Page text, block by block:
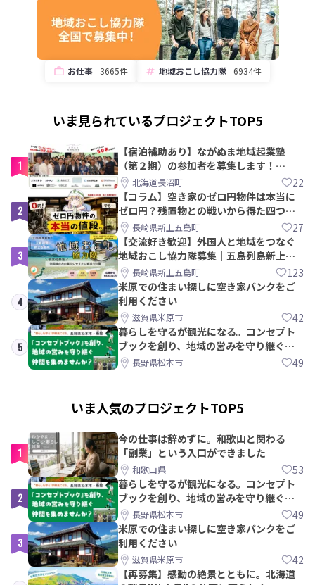
お仕事 3665件 地域おこし協力隊 6934件
いま見られているプロジェクトTOP5
1
【宿泊補助あり】ながぬま地域起業塾
（第２期）の参加者を募集します！
【8/21〆】
北海道長沼町 22
2
【コラム】空き家のゼロ円物件は本当に
ゼロ円？残置物との戦いから得た四つの
教訓｜新上五島町
長崎県新上五島町 27
3
【交流好き歓迎】外国人と地域をつなぐ
地域おこし協力隊募集｜五島列島新上五
島町長崎県新上五島町 123
4
米原での住まい探しに空き家バンクをご
利用ください
滋賀県米原市 42
5
暮らしを守るが観光になる。コンセプト
ブックを創り、地域の営みを守り継ぐ仲
間を集めませんか？
長野県松本市 49
いま人気のプロジェクトTOP5
1
今の仕事は辞めずに。和歌山と関わる
「副業」という入口ができました
和歌山県 53
2
暮らしを守るが観光になる。コンセプト
ブックを創り、地域の営みを守り継ぐ仲
間を集めませんか？
長野県松本市 49
3
米原での住まい探しに空き家バンクをご
利用ください
滋賀県米原市 42
【再募集】感動の絶景とともに。北海道